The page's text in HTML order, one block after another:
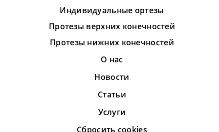
Индивидуальные ортезы
Протезы верхних конечностей
Протезы нижних конечностей
О нас
Новости
Статьи
Услуги
Сбросить cookies